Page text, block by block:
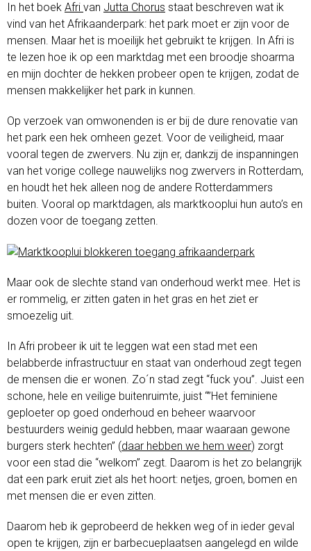
In het boek Afri van Jutta Chorus staat beschreven wat ik
vind van het Afrikaanderpark: het park moet er zijn voor de
mensen. Maar het is moeilijk het gebruikt te krijgen. In Afri is
te lezen hoe ik op een marktdag met een broodje shoarma
en mijn dochter de hekken probeer open te krijgen, zodat de
mensen makkelijker het park in kunnen.
Op verzoek van omwonenden is er bij de dure renovatie van
het park een hek omheen gezet. Voor de veiligheid, maar
vooral tegen de zwervers. Nu zijn er, dankzij de inspanningen
van het vorige college nauwelijks nog zwervers in Rotterdam,
en houdt het hek alleen nog de andere Rotterdammers
buiten. Vooral op marktdagen, als marktkooplui hun auto’s en
dozen voor de toegang zetten.
Maar ook de slechte stand van onderhoud werkt mee. Het is
er rommelig, er zitten gaten in het gras en het ziet er
smoezelig uit.
In Afri probeer ik uit te leggen wat een stad met een
belabberde infrastructuur en staat van onderhoud zegt tegen
de mensen die er wonen. Zo´n stad zegt “fuck you”. Juist een
schone, hele en veilige buitenruimte, juist “”Het feminiene
geploeter op goed onderhoud en beheer waarvoor
bestuurders weinig geduld hebben, maar waaraan gewone
burgers sterk hechten” (daar hebben we hem weer) zorgt
voor een stad die “welkom” zegt. Daarom is het zo belangrijk
dat een park eruit ziet als het hoort: netjes, groen, bomen en
met mensen die er even zitten.
Daarom heb ik geprobeerd de hekken weg of in ieder geval
open te krijgen, zijn er barbecueplaatsen aangelegd en wilde